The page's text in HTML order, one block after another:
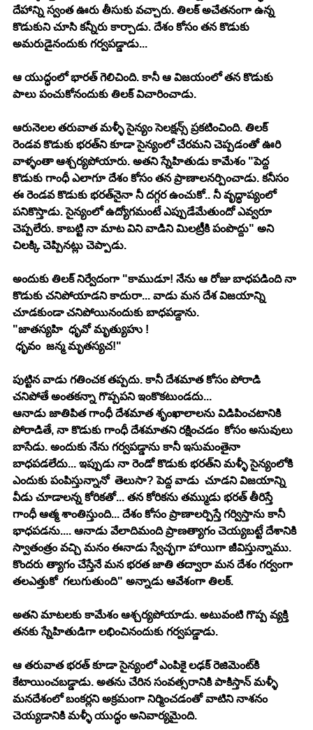
దేహాన్ని స్వంత ఊరు తీసుకు వ‌చ్చారు. తిల‌క్ అచేత‌నంగా ఉన్న
కొడుకుని చూసి క‌న్నీరు కార్చాడు. దేశం కోసం త‌న కొడుకు
అమ‌రుడైనందుకు గ‌ర్వ‌ప‌డ్డాడు...
ఆ యుద్ధంలో భార‌త్ గెలిచింది. కానీ ఆ విజ‌యంలో త‌న కొడుకు
పాలు పంచుకోనందుకు తిల‌క్ విచారించాడు.
ఆరునెల‌ల త‌రువాత మ‌ళ్ళీ సైన్యం సెల‌క్ష‌న్స్ ప్ర‌క‌టించింది. తిల‌క్
రెండ‌వ కొడుకు భ‌ర‌త్‌ని కూడా సైన్యంలో చేర‌మ‌ని చెప్ప‌డంతో ఊరి
వాళ్ళంతా ఆశ్చ‌ర్య‌పోయారు. అత‌ని స్నేహితుడు కామేశం "పెద్ద
కొడుకు గాంధీ ఎలాగూ దేశం కోసం త‌న ప్రాణాల‌నర్పించాడు. క‌నీసం
ఈ రెండ‌వ కొడుకు భ‌ర‌త్‌నైనా నీ ద‌గ్గ‌ర ఉంచుకో.. నీ వృద్ధాప్యంలో
ప‌నికొస్తాడు. సైన్యంలో ఉద్యోగ‌మంటే ఎప్పుడేమేతుందో ఎవ్వ‌రూ
చెప్ప‌లేరు. కాబ‌ట్టి నా మాట విని వాడిని మిల‌ట్రీకి పంపొద్దు" అని
చిల‌క్కి చెప్పిన‌ట్లు చెప్పాడు.
అందుకు తిల‌క్ నిర్వేదంగా "కాముడూ! నేను ఆ రోజు బాధ‌ప‌డింది నా
కొడుకు చ‌నిపోయాడ‌ని కాదురా... వాడు మ‌న దేశ విజ‌యాన్ని
చూడ‌కుండా చ‌నిపోయినందుకు బాధ‌ప‌డ్దాను.
"జాత‌స్య‌హి  ధృవో మృత్యుహు !
ధృవం  జ‌న్మ మృత‌స్య‌చ!"
పుట్టిన వాడు గ‌తించక త‌ప్ప‌దు. కానీ దేశ‌మాత కోసం పోరాడి
చ‌నిపోతే అంత‌క‌న్నా గొప్ప‌ప‌ని ఇంకొక‌టుండ‌దు...
ఆనాడు జాతిపిత గాంధీ దేశ‌మాత శృంఖాలాల‌ను విడిపించ‌టానికి
పోరాడితే, నా కొడుకు గాంధీ దేశ‌మాత‌ని ర‌క్షించ‌డం  కోసం అసువులు
బాసేడు. అందుకు నేను గ‌ర్వ‌ప‌డ్డాను కానీ ఇసుమంతైనా
బాధ‌ప‌డలేదు... ఇప్పుడు నా రెండో కొడుకు భ‌ర‌త్‌ని మ‌ళ్ళీ సైన్యంలోకి
ఎందుకు పంపిస్తున్నానో  తెలుసా? పెద్ద వాడు  చూడ‌ని విజ‌యాన్ని
వీడు చూడాల‌న్న కోరిక‌తో... త‌న కోరిక‌ను త‌మ్ముడు భ‌ర‌త్ తీరిస్తే
గాంధీ ఆత్మ శాంతిస్తుంది... దేశం కోసం ప్రాణాల‌ర్పిస్తే గ‌ర్విస్తాను కానీ
భాధ‌ప‌డ‌ను.... ఆనాడు వేలాదిమంది ప్రాణ‌త్యాగం చెయ్య‌బ‌ట్టే దేశానికి
స్వాతంత్రం వ‌చ్చి మ‌నం ఈనాడు స్వేచ్ఛ‌గా హాయిగా జీవిస్తున్నాము.
కొంద‌రు త్యాగం చేస్తేనే మ‌న భ‌ర‌త జాతి త‌ద్వారా మ‌న దేశం గ‌ర్వంగా
త‌లఎత్తుకో  గ‌లుగుతుంది" అన్నాడు ఆవేశంగా తిల‌క్‌.
అత‌ని మాట‌ల‌కు కామేశం ఆశ్చ‌ర్య‌పోయాడు. అటువంటి గొప్ప వ్య‌క్తి
త‌న‌కు స్నేహితుడిగా ల‌భించినందుకు గ‌ర్వ‌ప‌డ్డాడు.
ఆ త‌రువాత భ‌ర‌త్ కూడా సైన్యంలో ఎంపికై ల‌ఢ‌క్ రెజిమెంట్‌కి
కేటాయించ‌బ‌డ్డాడు. అత‌ను చేరిన సంవ‌త్స‌రానికి పాకిస్తాన్ మ‌ళ్ళీ
మ‌న‌దేశంలో బంకర్లని అక్ర‌మంగా నిర్మించ‌డంతో వాటిని నాశ‌నం
చెయ్య‌డానికి మ‌ళ్ళీ యుద్ధం అనివార్య‌మైంది.